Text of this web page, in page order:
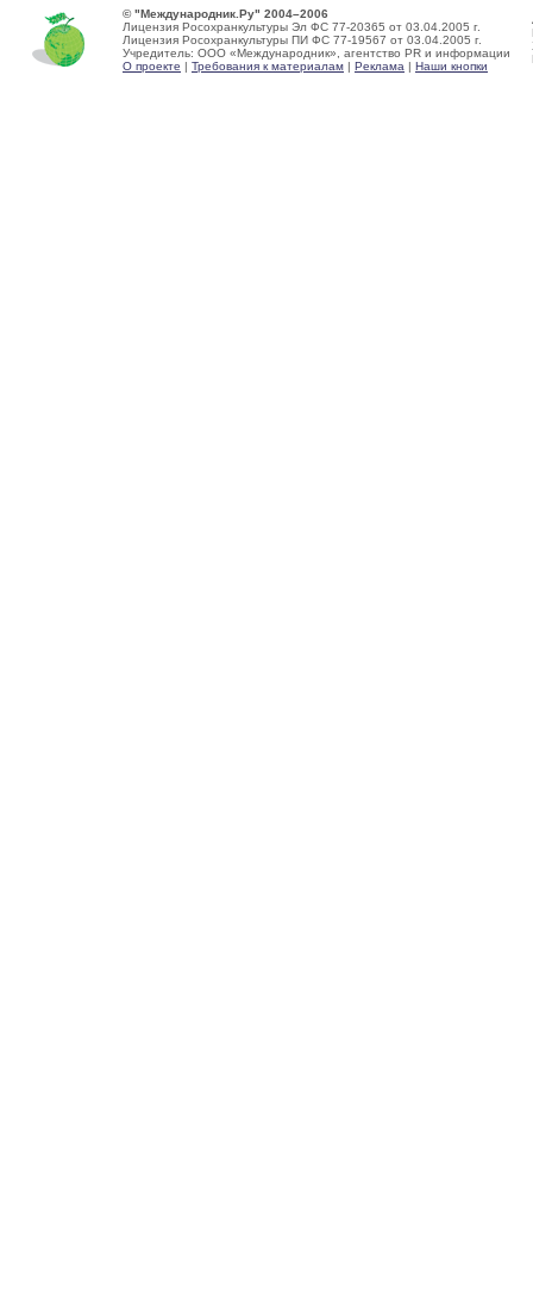
© "Международник.Ру" 2004–2006
Лицензия Росохранкультуры Эл ФС 77-20365 от 03.04.2005 г.
Лицензия Росохранкультуры ПИ ФС 77-19567 от 03.04.2005 г.
Учредитель: ООО «Международник», агентство PR и информации
О проекте | Требования к материалам | Реклама | Наши кнопки